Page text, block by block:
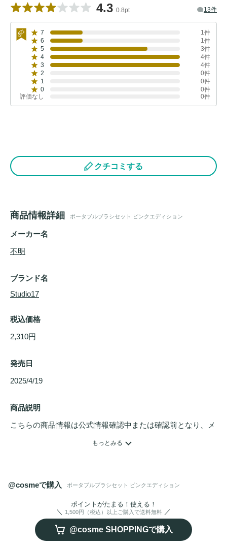
4.3 0.8pt 13件
7
1件
6
1件
5
3件
4
4件
3
4件
2
0件
1
0件
0
0件
評価なし
0件
クチコミする
商品情報詳細 ポータブルブラシセット ピンクエディション
メーカー名
不明
ブランド名
Studio17
税込価格
2,310円
発売日
2025/4/19
商品説明
こちらの商品情報は公式情報確認中または確認前となり、メ
・チークブラシ
・アイシャドウブラシ
・ブレンディングブラシ
・デュエル
アイブロウブラシ
もっとみる
@cosmeで購入 ポータブルブラシセット ピンクエディション
ポイントがたまる！使える！
1,500円（税込）以上ご購入で送料無料
@cosme SHOPPINGで購入